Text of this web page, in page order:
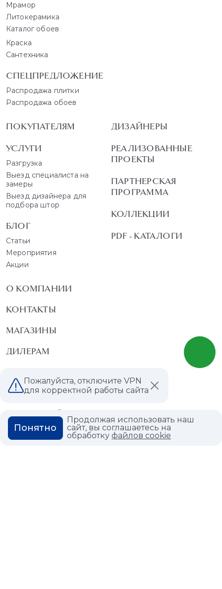
Мрамор
Литокерамика
Каталог обоев
Краска
Сантехника
СПЕЦПРЕДЛОЖЕНИЕ
Распродажа плитки
Распродажа обоев
ПОКУПАТЕЛЯМ
УСЛУГИ
Разгрузка
Выезд специалиста на
замеры
Выезд дизайнера для
подбора штор
БЛОГ
Статьи
Мероприятия
Акции
ДИЗАЙНЕРЫ
РЕАЛИЗОВАННЫЕ
ПРОЕКТЫ
ПАРТНЕРСКАЯ
ПРОГРАММА
КОЛЛЕКЦИИ
PDF - КАТАЛОГИ
О КОМПАНИИ
КОНТАКТЫ
МАГАЗИНЫ
ДИЛЕРАМ
ВОПРОС ОТВЕТ
ГЛОССАРИЙ
Пожалуйста, отключите VPN
для корректной работы сайта
Продолжая использовать наш
сайт, вы соглашаетесь на
обработкуфайлов cookie
Понятно